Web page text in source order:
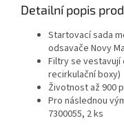
Detailní popis
Startovací sada
odsavače Novy
Filtry se vestavují
recirkulační boxy)
Životnost až 900
Pro následnou
7300055, 2 ks